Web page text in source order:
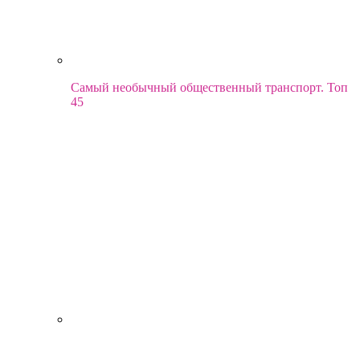
Самый необычный общественный транспорт. Топ
45